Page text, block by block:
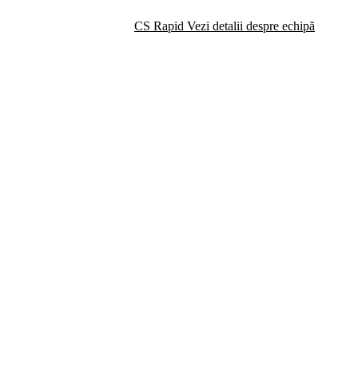
CS Rapid Vezi detalii despre echipă